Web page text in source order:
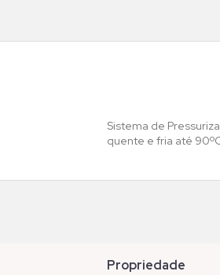
Sistema de
quente e fria até
propriedade